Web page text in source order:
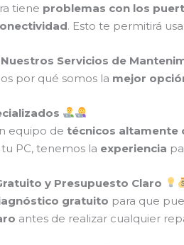
tiene problemas con los
. Esto te permitirá
Servicios de
por qué somos la mejor
equipo de técnicos altamente
PC, tenemos la experiencia
y Presupuesto Claro
gratuito para que
antes de realizar cualquier